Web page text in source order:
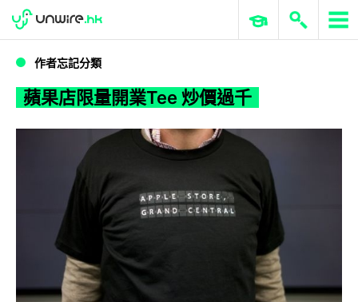
蘋果店限量開業Tee 炒價過千
WWDC 2026 ERP 與商業 AI
作者忘記分類
蘋果店限量開業Tee 炒價過千